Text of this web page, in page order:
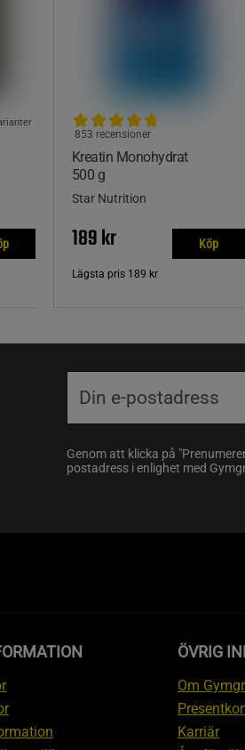
Kreatin Monohydrat
500 g
853 recensioner
Star Nutrition
189 kr Köp
Lägsta pris 189 kr
Genom att klicka på
postadress i enlighet med
ÖVRIG
Om
Karriär